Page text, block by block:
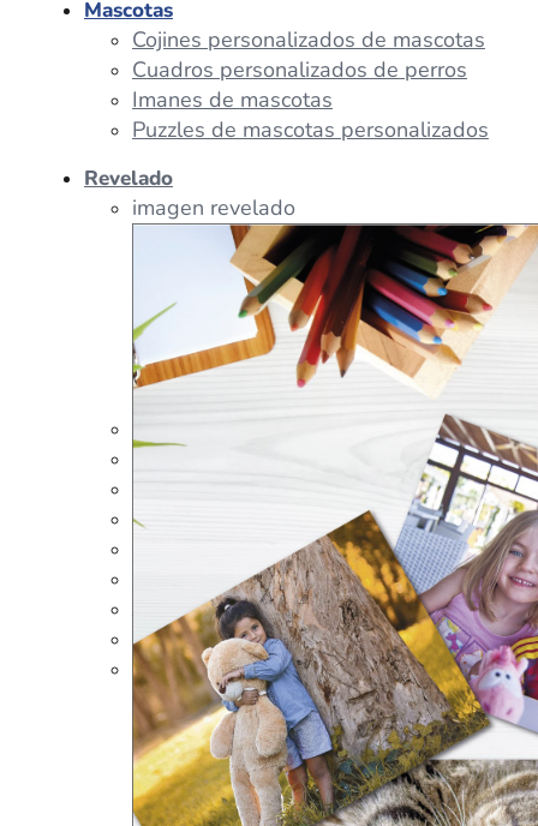
Tazas Personalizadas
Peluches Personalizados
Portalápices Personalizados
Puzles Personalizados
Juegos de Mesa
Alfombrillas Personalizadas
Lámparas LED
Mascotas
Cojines personalizados de mascotas
Cuadros personalizados de perros
Imanes de mascotas
Puzzles de mascotas personalizados
Revelado
imagen revelado